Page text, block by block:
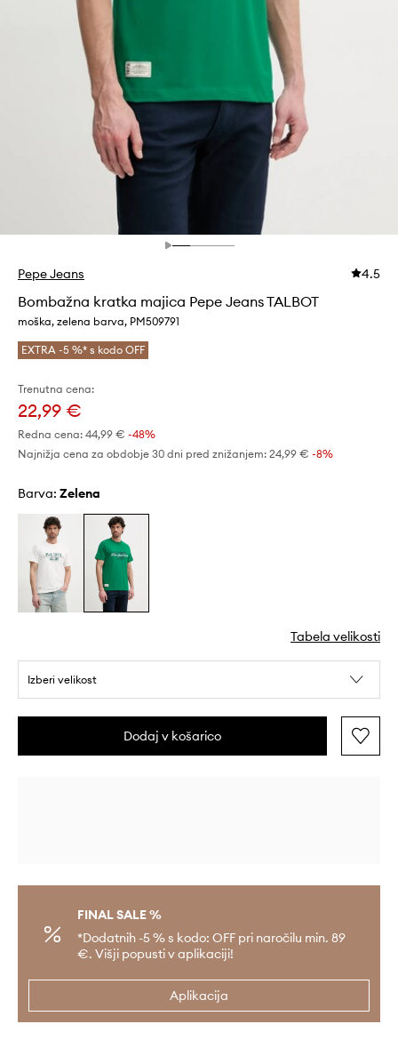
Pepe Jeans 4.5
Bombažna kratka majica Pepe Jeans TALBOT
moška, zelena barva, PM509791
EXTRA -5 %* s kodo OFF
Trenutna cena:
22,99 €
Redna cena: 44,99 € -48%
Najnižja cena za obdobje 30 dni pred znižanjem: 24,99 € -8%
Barva: zelena
Tabela velikosti
Izberi velikost
Dodaj v košarico
FINAL SALE %
*Dodatnih -5 % s kodo: OFF pri naročilu min. 89
€. Višji popusti v aplikaciji!
Aplikacija